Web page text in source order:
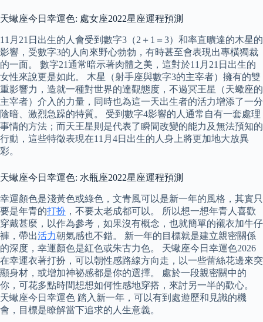
天蠍座今日幸運色: 處女座2022星座運程預測
11月21日出生的人會受到數字3（2＋1＝3）和率直曠達的木星的
影響，受數字3的人向來野心勃勃，有時甚至會表現出專橫獨裁
的一面。 數字21通常暗示著肉體之美，這對於11月21日出生的
女性來說更是如此。 木星（射手座與數字3的主宰者）擁有的雙
重影響力，造就一種對世界的達觀態度，不過冥王星（天蠍座的
主宰者）介入的力量，同時也為這一天出生者的活力增添了一分
陰暗、激烈急躁的特質。 受到數字4影響的人通常自有一套處理
事情的方法；而天王星則是代表了瞬間改變的能力及無法預知的
行動，這些特徵表現在11月4日出生的人身上將更加地大放異
彩。
天蠍座今日幸運色: 水瓶座2022星座運程預測
幸運顏色是淺黃色或綠色，文青風可以是新一年的風格，其實只
要是年青的打扮 ，不要太老成都可以。 所以想一想年青人喜歡
穿戴甚麼，以作為參考，如果沒有概念，也就簡單的襯衣加牛仔
褲，帶出活力朝氣感也不錯。 新一年的目標就是建立親密關係
的深度，幸運顏色是紅色或朱古力色。 天蠍座今日幸運色2026
在幸運衣著打扮，可以朝性感路線方向走，以一些蕾絲花邊來突
顯身材，或增加神祕感都是你的選擇。 處於一段親密關中的
你，可花多點時間想想如何性感地穿搭，來討另一半的歡心。
天蠍座今日幸運色 踏入新一年，可以有到處遊歷和見識的機
會，目標是瞭解當下追求的人生意義。